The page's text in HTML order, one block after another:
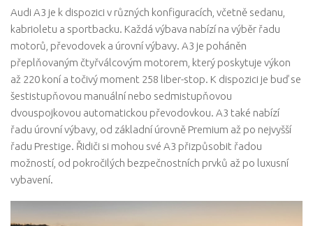
Audi A3 je k dispozici v různých konfiguracích, včetně sedanu,
kabrioletu a sportbacku. Každá výbava nabízí na výběr řadu
motorů, převodovek a úrovní výbavy. A3 je poháněn
přeplňovaným čtyřválcovým motorem, který poskytuje výkon
až 220 koní a točivý moment 258 liber-stop. K dispozici je buď se
šestistupňovou manuální nebo sedmistupňovou
dvouspojkovou automatickou převodovkou. A3 také nabízí
řadu úrovní výbavy, od základní úrovně Premium až po nejvyšší
řadu Prestige. Řidiči si mohou své A3 přizpůsobit řadou
možností, od pokročilých bezpečnostních prvků až po luxusní
vybavení.